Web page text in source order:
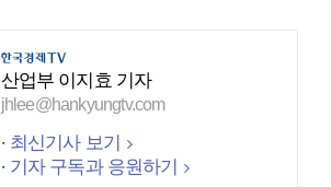
산업부 이지효 기자
jhlee@hankyungtv.com
최신기사 보기
기자 구독과 응원하기